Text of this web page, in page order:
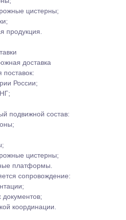
гранулометрический состав;
и транспортировки;
ценность;
срок хранения.
масла осуществляется
сырое;
рафинированное
цистерны;
продукция.
доставка
поставок:
России;